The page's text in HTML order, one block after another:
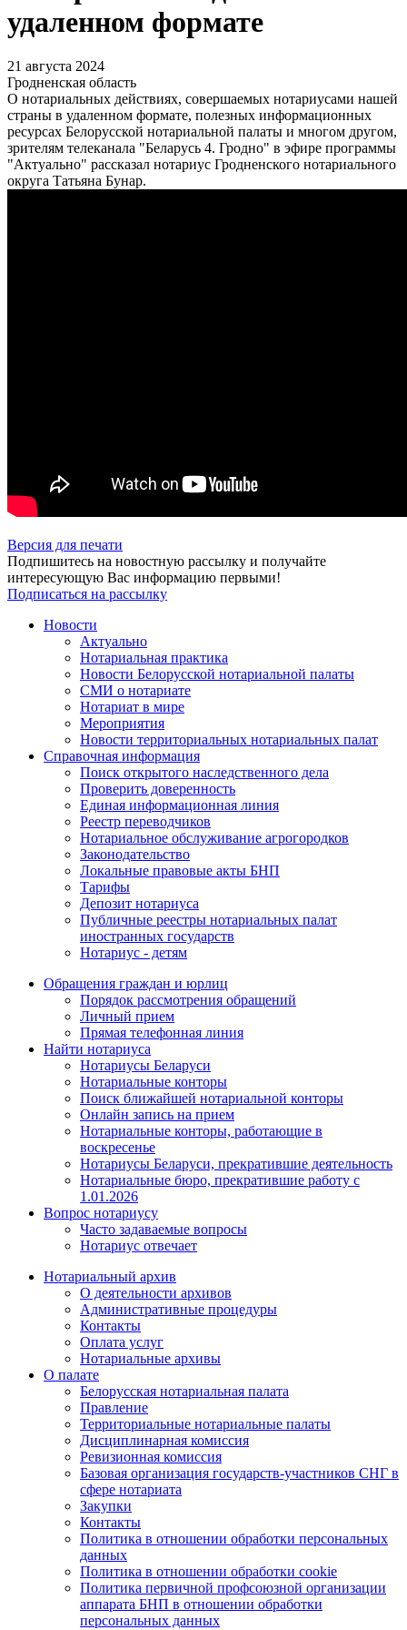
удаленном формате
21 августа 2024
Гродненская область
О нотариальных действиях, совершаемых нотариусами нашей
страны в удаленном формате, полезных информационных
ресурсах Белорусской нотариальной палаты и многом другом,
зрителям телеканала "Беларусь 4. Гродно" в эфире программы
"Актуально" рассказал нотариус Гродненского нотариального
округа Татьяна Бунар.
Версия для печати
Подпишитесь на новостную рассылку и получайте
интересующую Вас информацию первыми!
Подписаться на рассылку
Новости
Актуально
Нотариальная практика
Новости Белорусской нотариальной палаты
СМИ о нотариате
Нотариат в мире
Мероприятия
Новости территориальных нотариальных палат
Справочная информация
Поиск открытого наследственного дела
Проверить доверенность
Единая информационная линия
Реестр переводчиков
Нотариальное обслуживание агрогородков
Законодательство
Локальные правовые акты БНП
Тарифы
Депозит нотариуса
Публичные реестры нотариальных палат
иностранных государств
Нотариус - детям
Обращения граждан и юрлиц
Порядок рассмотрения обращений
Личный прием
Прямая телефонная линия
Найти нотариуса
Нотариусы Беларуси
Нотариальные конторы
Поиск ближайшей нотариальной конторы
Онлайн запись на прием
Нотариальные конторы, работающие в
воскресенье
Нотариусы Беларуси, прекратившие деятельность
Нотариальные бюро, прекратившие работу с
1.01.2026
Вопрос нотариусу
Часто задаваемые вопросы
Нотариус отвечает
Нотариальный архив
О деятельности архивов
Административные процедуры
Контакты
Оплата услуг
Нотариальные архивы
О палате
Белорусская нотариальная палата
Правление
Территориальные нотариальные палаты
Дисциплинарная комиссия
Ревизионная комиссия
Базовая организация государств-участников СНГ в
сфере нотариата
Закупки
Контакты
Политика в отношении обработки персональных
данных
Политика в отношении обработки cookie
Политика первичной профсоюзной организации
аппарата БНП в отношении обработки
персональных данных